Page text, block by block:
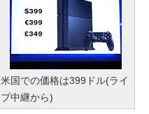
米国での価格は399ドル(ライ
ブ中継から)